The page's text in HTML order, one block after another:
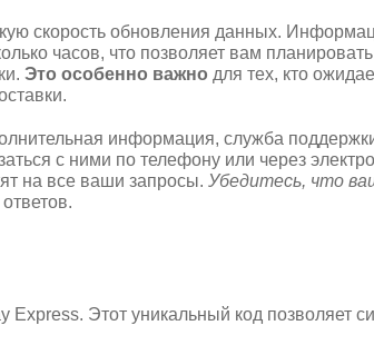
скорость обновления данных.
часов, что позволяет вам
Это особенно важно для тех, кто
информация, служба
с ними по телефону или через
на все ваши запросы. Убедитесь, что
Этот уникальный код позволяет